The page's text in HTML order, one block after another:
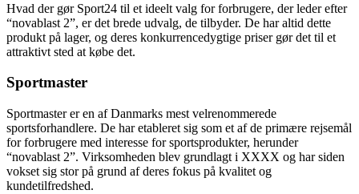
Hvad der gør Sport24 til et ideelt valg for forbrugere, der leder efter
“novablast 2”, er det brede udvalg, de tilbyder. De har altid dette
produkt på lager, og deres konkurrencedygtige priser gør det til et
attraktivt sted at købe det.
Sportmaster
Sportmaster er en af Danmarks mest velrenommerede
sportsforhandlere. De har etableret sig som et af de primære rejsemål
for forbrugere med interesse for sportsprodukter, herunder
“novablast 2”. Virksomheden blev grundlagt i XXXX og har siden
vokset sig stor på grund af deres fokus på kvalitet og
kundetilfredshed.